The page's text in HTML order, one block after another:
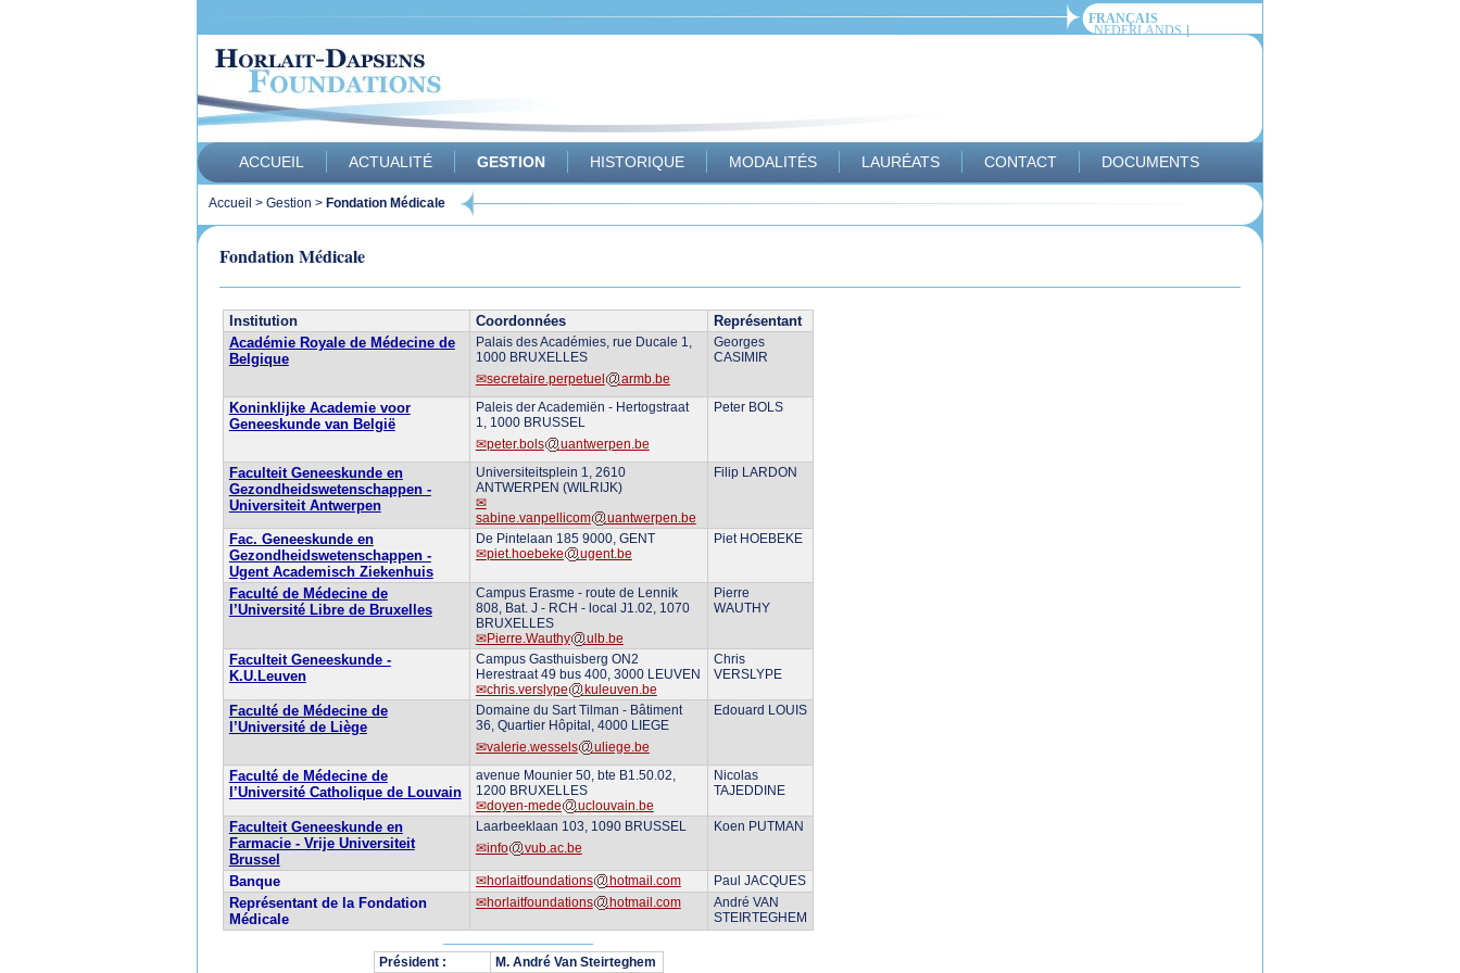
FRANÇAIS
NEDERLANDS
ACCUEIL ACTUALITÉ GESTION HISTORIQUE MODALITÉS LAURÉATS CONTACT DOCUMENTS
Accueil > Gestion > Fondation Médicale
Fondation Médicale
Institution Coordonnées
Représentant
Académie Royale de Médecine de
Belgique
Palais des Académies, rue Ducale 1,
1000 BRUXELLES
secretaire.perpetuel
armb.be
Georges
CASIMIR
Koninklijke Academie voor
Geneeskunde van België
Paleis der Academiën - Hertogstraat
1, 1000 BRUSSEL
peter.bols
uantwerpen.be
Peter BOLS
Faculteit Geneeskunde en
Gezondheidswetenschappen -
Universiteit Antwerpen
Universiteitsplein 1, 2610
ANTWERPEN (WILRIJK)
sabine.vanpellicom
uantwerpen.be
Filip LARDON
Fac. Geneeskunde en
Gezondheidswetenschappen -
Ugent Academisch Ziekenhuis
De Pintelaan 185 9000, GENT
piet.hoebeke
ugent.be
Piet HOEBEKE
Faculté de Médecine de
l’Université Libre de Bruxelles
Campus Erasme - route de Lennik
808, Bat. J - RCH - local J1.02, 1070
BRUXELLES
Pierre.Wauthy
ulb.be
Pierre
WAUTHY
Faculteit Geneeskunde -
K.U.Leuven
Campus Gasthuisberg ON2
Herestraat 49 bus 400, 3000 LEUVEN
chris.verslype
kuleuven.be
Chris
VERSLYPE
Faculté de Médecine de
l’Université de Liège
Domaine du Sart Tilman - Bâtiment
36, Quartier Hôpital, 4000 LIEGE
valerie.wessels
uliege.be
Edouard LOUIS
Faculté de Médecine de
l’Université Catholique de Louvain
avenue Mounier 50, bte B1.50.02,
1200 BRUXELLES
doyen-mede
uclouvain.be
Nicolas
TAJEDDINE
Faculteit Geneeskunde en
Farmacie - Vrije Universiteit
Brussel
Laarbeeklaan 103, 1090 BRUSSEL
info
vub.ac.be
Koen PUTMAN
Banque horlaitfoundations hotmail.com Paul JACQUES
Représentant de la Fondation
Médicale
horlaitfoundations hotmail.com
André VAN
STEIRTEGHEM
Président : M. André Van Steirteghem